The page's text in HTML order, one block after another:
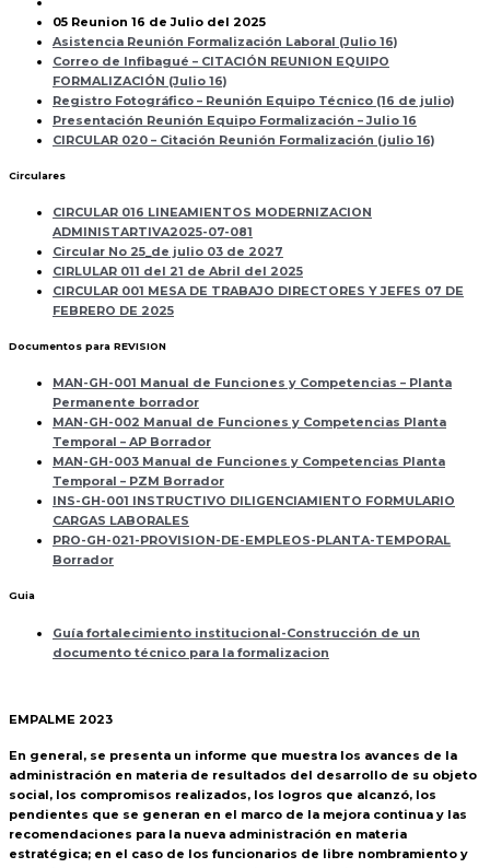
05 Reunion 16 de Julio del 2025
Asistencia Reunión Formalización Laboral (Julio 16)
Correo de Infibagué – CITACIÓN REUNION EQUIPO
FORMALIZACIÓN (Julio 16)
Registro Fotográfico – Reunión Equipo Técnico (16 de julio)
Presentación Reunión Equipo Formalización – Julio 16
CIRCULAR 020 – Citación Reunión Formalización (julio 16)
Circulares
CIRCULAR 016 LINEAMIENTOS MODERNIZACION
ADMINISTARTIVA2025-07-081
Circular No 25_de julio 03 de 2027
CIRLULAR 011 del 21 de Abril del 2025
CIRCULAR 001 MESA DE TRABAJO DIRECTORES Y JEFES 07 DE
FEBRERO DE 2025
Documentos para REVISION
MAN-GH-001 Manual de Funciones y Competencias – Planta
Permanente borrador
MAN-GH-002 Manual de Funciones y Competencias Planta
Temporal – AP Borrador
MAN-GH-003 Manual de Funciones y Competencias Planta
Temporal – PZM Borrador
INS-GH-001 INSTRUCTIVO DILIGENCIAMIENTO FORMULARIO
CARGAS LABORALES
PRO-GH-021-PROVISION-DE-EMPLEOS-PLANTA-TEMPORAL
Borrador
Guia
Guía fortalecimiento institucional-Construcción de un
documento técnico para la formalizacion
EMPALME 2023
En general, se presenta un informe que muestra los avances de la
administración en materia de resultados del desarrollo de su objeto
social, los compromisos realizados, los logros que alcanzó, los
pendientes que se generan en el marco de la mejora continua y las
recomendaciones para la nueva administración en materia
estratégica; en el caso de los funcionarios de libre nombramiento y